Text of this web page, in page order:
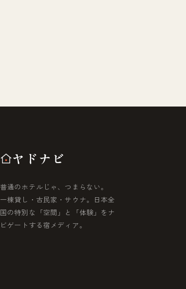
ヤドナビ
普通のホテルじゃ、つまらない。
一棟貸し・古民家・サウナ。日本全
国の特別な「空間」と「体験」をナ
ビゲートする宿メディア。